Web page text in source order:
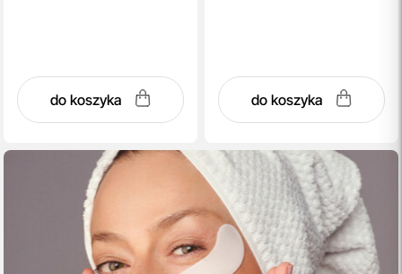
do koszyka do koszyka